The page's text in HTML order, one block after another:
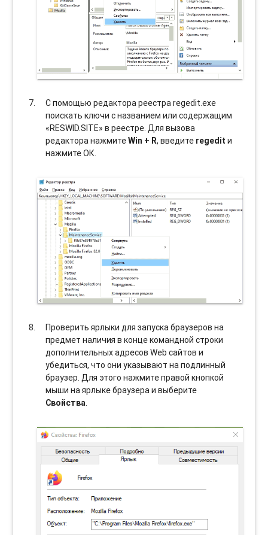
С помощью редактора реестра regedit.exe
поискать ключи с названием или содержащим
«RESWID.SITE» в реестре. Для вызова
редактора нажмитеWin + R, введите regedit и
нажмите ОК.
Проверить ярлыки для запуска браузеров на
предмет наличия в конце командной строки
дополнительных адресов Web сайтов и
убедиться, что они указывают на подлинный
браузер. Для этого нажмите правой кнопкой
мыши на ярлыке браузера и выберите
Свойства.